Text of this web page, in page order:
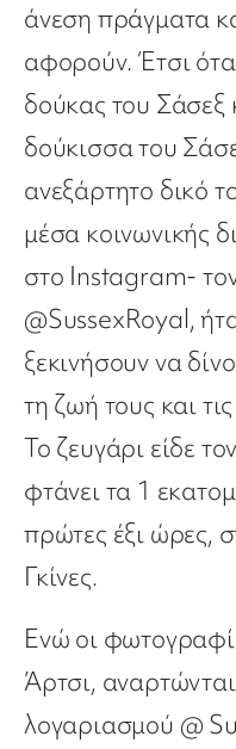
άνεση πράγματα
αφορούν. Έτσι
δούκας του
δούκισσα του
ανεξάρτητο δικό
μέσα κοινωνικής
στο Instagram-
@SussexRoyal,
ξεκινήσουν να
τη ζωή τους και
Το ζευγάρι είδε
φτάνει τα 1
πρώτες έξι ώρες,
Γκίνες.
Ενώ οι
Άρτσι,
λογαριασμού @